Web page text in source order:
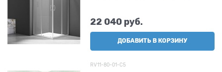
22 040 руб.
ДОБАВИТЬ В КОРЗИНУ
RV11-80-01-C5